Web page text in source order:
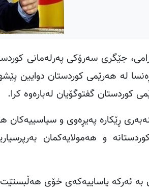
جێگری سه‌رۆکی په‌رله‌مانی
له هه‌رێمى کوردستان دوایین
کوردستان گفتوگۆیان له‌باره‌وه کرا.
ڕێکاره په‌یڕه‌وی و سیاسییه‌کان
و هه‌مولایه‌کمان
ئه‌رکه یاساییه‌که‌ی خۆی